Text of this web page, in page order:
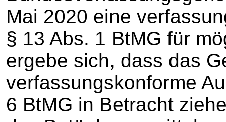
Mai 2020 eine
§ 13 Abs. 1 BtMG für
ergebe sich, dass das
verfassungskonforme
6 BtMG in Betracht